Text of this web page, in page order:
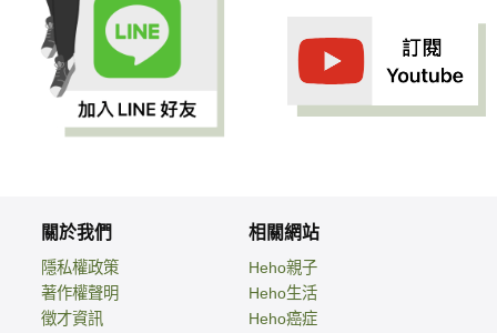
關於我們
隱私權政策
著作權聲明
徵才資訊
相關網站
Heho親子
Heho生活
Heho癌症